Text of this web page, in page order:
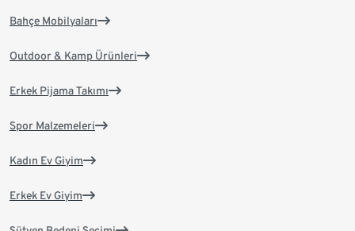
Bahçe Mobilyaları
Outdoor & Kamp Ürünleri
Erkek Pijama Takımı
Spor Malzemeleri
Kadın Ev Giyim
Erkek Ev Giyim